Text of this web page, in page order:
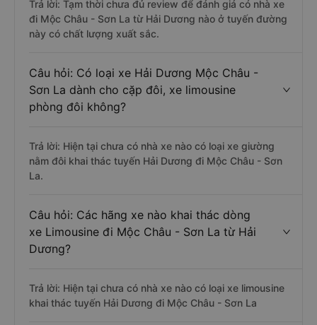
Trả lời: Tạm thời chưa đủ review để đánh giá có nhà xe
đi Mộc Châu - Sơn La từ Hải Dương nào ở tuyến đường
này có chất lượng xuất sắc.
Câu hỏi: Có loại xe Hải Dương Mộc Châu -
Sơn La dành cho cặp đôi, xe limousine
phòng đôi không?
Trả lời: Hiện tại chưa có nhà xe nào có loại xe giường
nằm đôi khai thác tuyến Hải Dương đi Mộc Châu - Sơn
La.
Câu hỏi: Các hãng xe nào khai thác dòng
xe Limousine đi Mộc Châu - Sơn La từ Hải
Dương?
Trả lời: Hiện tại chưa có nhà xe nào có loại xe limousine
khai thác tuyến Hải Dương đi Mộc Châu - Sơn La